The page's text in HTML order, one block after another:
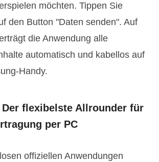
möchten. Tippen Sie
den Button "Daten senden". Auf
die Anwendung alle
automatisch und kabellos auf
Handy.
Der flexibelste Allrounder für
per PC
offiziellen Anwendungen